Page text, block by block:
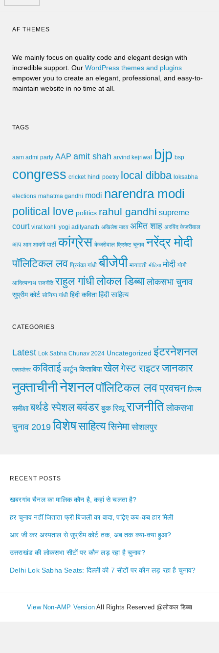
AF THEMES
We mainly focus on quality code and elegant design with
incredible support. Our WordPress themes and plugins
empower you to create an elegant, professional, and easy-to-
maintain website in no time at all.
TAGS
aam admi party AAP amit shah arvind kejriwal bjp bsp
congress cricket hindi poetry local dibba loksabha
elections mahatma gandhi modi narendra modi
political love politics rahul gandhi supreme
court virat kohli yogi adityanath अखिलेश यादव अमित शाह अरविंद केजरीवाल
आप आम आदमी पार्टी कांग्रेस केजरीवाल क्रिकेट चुनाव नरेंद्र मोदी
पॉलिटिकल लव प्रियंका गांधी बीजेपी मायावती मीडिया मोदी योगी
आदित्यनाथ राजनीति राहुल गांधीलोकल डिब्बा लोकसभा चुनाव
सुप्रीम कोर्ट सोनिया गांधी हिंदी कविता हिंदी साहित्य
CATEGORIES
Latest Lok Sabha Chunav 2024 Uncategorized इंटरनेशनल
एक्सप्लेनर कविताई कार्टून किताबिया खेलगेस्ट राइटरजानकार
नुक्ताचीनीनेशनलपॉलिटिकल लवप्रवचन फ़िल्म
समीक्षा बर्थडे स्पेशलबवंडर बुक रिव्यू राजनीति लोकसभा
चुनाव 2019 विशेषसाहित्यसिनेमा सोशलपुर
RECENT POSTS
खबरगांव चैनल का मालिक कौन है, कहां से चलता है?
हर चुनाव नहीं जिताता फ्री बिजली का वादा, पढ़िए कब-कब हार मिली
आर जी कर अस्पताल से सुप्रीम कोर्ट तक, अब तक क्या-क्या हुआ?
उत्तराखंड की लोकसभा सीटों पर कौन लड़ रहा है चुनाव?
Delhi Lok Sabha Seats: दिल्ली की 7 सीटों पर कौन लड़ रहा है चुनाव?
View Non-AMP Version All Rights Reserved @लोकल डिब्बा